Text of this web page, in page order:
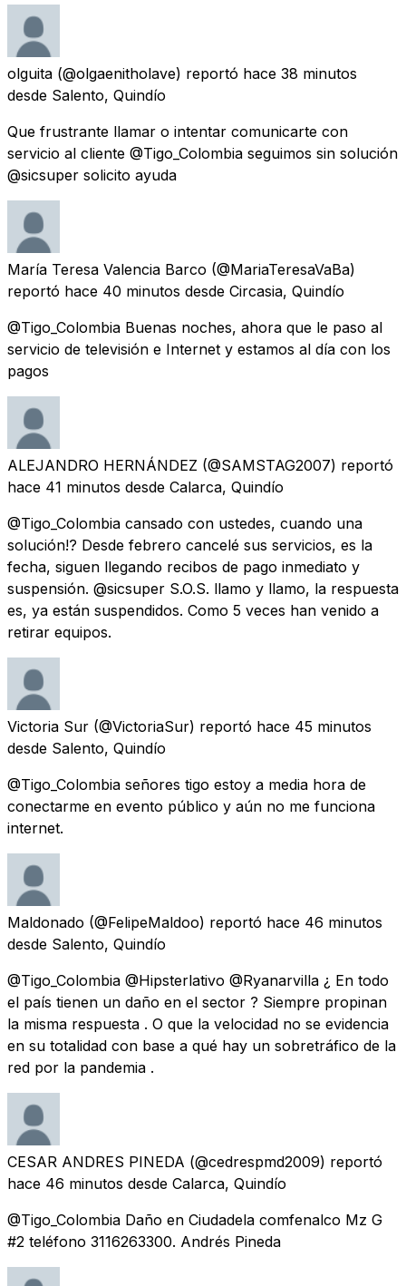
olguita (@olgaenitholave) reportó hace 38 minutos
desde Salento, Quindío
Que frustrante llamar o intentar comunicarte con
servicio al cliente @Tigo_Colombia seguimos sin solución
@sicsuper solicito ayuda
María Teresa Valencia Barco (@MariaTeresaVaBa)
reportó hace 40 minutos desde Circasia, Quindío
@Tigo_Colombia Buenas noches, ahora que le paso al
servicio de televisión e Internet y estamos al día con los
pagos
ALEJANDRO HERNÁNDEZ (@SAMSTAG2007) reportó
hace 41 minutos desde Calarca, Quindío
@Tigo_Colombia cansado con ustedes, cuando una
solución!? Desde febrero cancelé sus servicios, es la
fecha, siguen llegando recibos de pago inmediato y
suspensión. @sicsuper S.O.S. llamo y llamo, la respuesta
es, ya están suspendidos. Como 5 veces han venido a
retirar equipos.
Victoria Sur (@VictoriaSur) reportó hace 45 minutos
desde Salento, Quindío
@Tigo_Colombia señores tigo estoy a media hora de
conectarme en evento público y aún no me funciona
internet.
Maldonado (@FelipeMaldoo) reportó hace 46 minutos
desde Salento, Quindío
@Tigo_Colombia @Hipsterlativo @Ryanarvilla ¿ En todo
el país tienen un daño en el sector ? Siempre propinan
la misma respuesta . O que la velocidad no se evidencia
en su totalidad con base a qué hay un sobretráfico de la
red por la pandemia .
CESAR ANDRES PINEDA (@cedrespmd2009) reportó
hace 46 minutos desde Calarca, Quindío
@Tigo_Colombia Daño en Ciudadela comfenalco Mz G
#2 teléfono 3116263300. Andrés Pineda